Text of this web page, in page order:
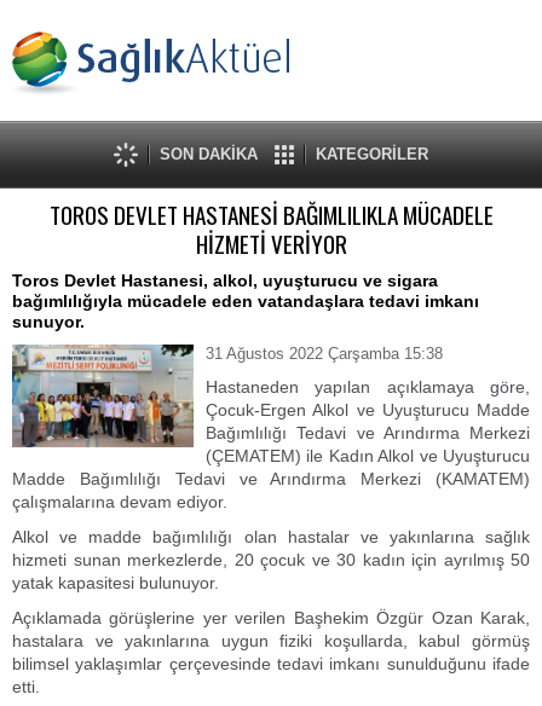
SON DAKİKA KATEGORİLER
TOROS DEVLET HASTANESİ BAĞIMLILIKLA MÜCADELE
HİZMETİ VERİYOR
Toros Devlet Hastanesi, alkol, uyuşturucu ve sigara
bağımlılığıyla mücadele eden vatandaşlara tedavi imkanı
sunuyor.
31 Ağustos 2022 Çarşamba 15:38
Hastaneden yapılan açıklamaya göre,
Çocuk-Ergen Alkol ve Uyuşturucu Madde
Bağımlılığı Tedavi ve Arındırma Merkezi
(ÇEMATEM) ile Kadın Alkol ve Uyuşturucu
Madde Bağımlılığı Tedavi ve Arındırma Merkezi (KAMATEM)
çalışmalarına devam ediyor.
Alkol ve madde bağımlılığı olan hastalar ve yakınlarına sağlık
hizmeti sunan merkezlerde, 20 çocuk ve 30 kadın için ayrılmış 50
yatak kapasitesi bulunuyor.
Açıklamada görüşlerine yer verilen Başhekim Özgür Ozan Karak,
hastalara ve yakınlarına uygun fiziki koşullarda, kabul görmüş
bilimsel yaklaşımlar çerçevesinde tedavi imkanı sunulduğunu ifade
etti.